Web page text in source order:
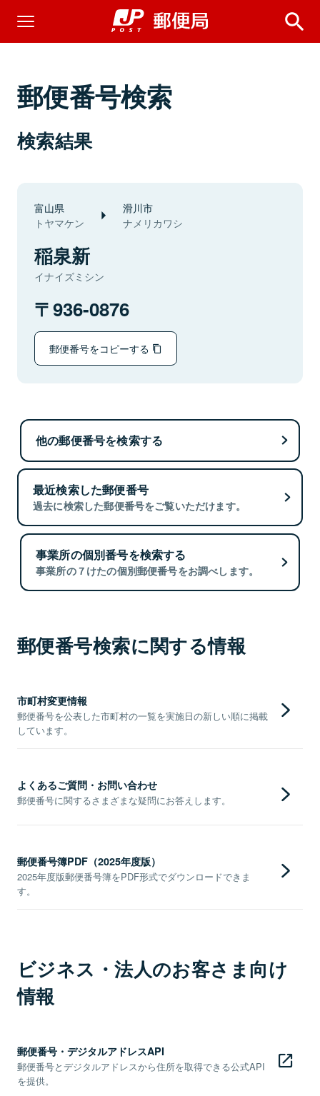
郵便番号検索
検索結果
富山県
トヤマケン
滑川市
ナメリカワシ
稲泉新
イナイズミシン
936-0876
郵便番号をコピーする
他の郵便番号を検索する
最近検索した郵便番号
過去に検索した郵便番号をご覧いただけます。
事業所の個別番号を検索する
事業所の７けたの個別郵便番号をお調べします。
郵便番号検索に関する情報
市町村変更情報
郵便番号を公表した市町村の一覧を実施日の新しい順に掲載
しています。
よくあるご質問・お問い合わせ
郵便番号に関するさまざまな疑問にお答えします。
郵便番号簿PDF（2025年度版）
2025年度版郵便番号簿をPDF形式でダウンロードできま
す。
ビジネス・法人のお客さま向け
情報
郵便番号・デジタルアドレスAPI
郵便番号とデジタルアドレスから住所を取得できる公式API
を提供。